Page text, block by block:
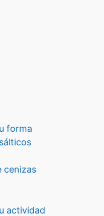
forma
cenizas
actividad